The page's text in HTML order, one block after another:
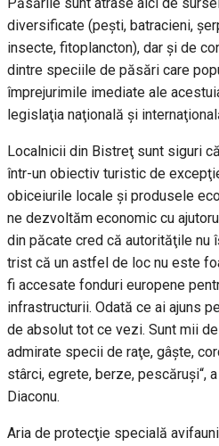
diversificate (peşti, batracieni,
insecte, fitoplancton), dar şi de
dintre speciile de păsări care
împrejurimile imediate ale
legislaţia naţională şi
Localnicii din Bistreţ sunt siguri
într-un obiectiv turistic de
obiceiurile locale şi produsele
ne dezvoltăm economic cu
din păcate cred că autorităţile nu
trist că un astfel de loc nu este
fi accesate fonduri europene
infrastructurii. Odată ce ai ajuns
de absolut tot ce vezi. Sunt mii
admirate specii de raţe, gâşte,
stârci, egrete, berze, pescăruşi“,
Diaconu.
Aria de protecţie specială